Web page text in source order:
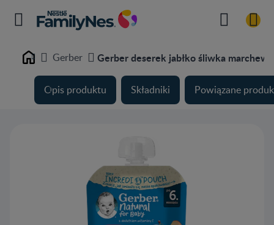
Home Gerber Gerber deserek jabłko śliwka
Opis produktu Składniki Powiązane